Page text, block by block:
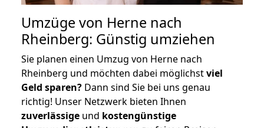
Umzüge von Herne nach
Rheinberg: Günstig umziehen
Sie planen einen Umzug von Herne nach
Rheinberg und möchten dabei möglichstviel
Geld sparen? Dann sind Sie bei uns genau
richtig! Unser Netzwerk bieten Ihnen
zuverlässige und kostengünstige